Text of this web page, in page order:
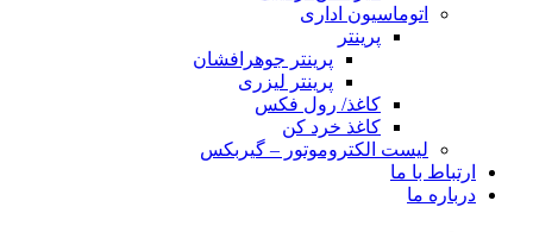
اتوماسیون اداری
پرینتر
پرینتر جوهرافشان
پرینتر لیزری
کاغذ/ رول فکس
کاغذ خرد کن
لیست الکتروموتور – گیربکس
ارتباط با ما
درباره ما